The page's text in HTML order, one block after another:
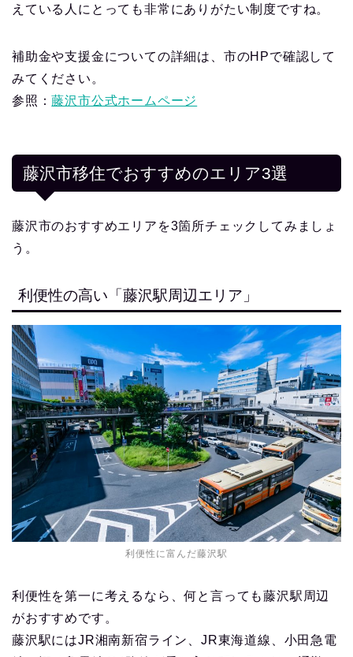
えている人にとっても非常にありがたい制度ですね。
補助金や支援金についての詳細は、市のHPで確認して
みてください。
参照：藤沢市公式ホームページ
藤沢市移住でおすすめのエリア3選
藤沢市のおすすめエリアを3箇所チェックしてみましょ
う。
利便性の高い「藤沢駅周辺エリア」
利便性に富んだ藤沢駅
利便性を第一に考えるなら、何と言っても藤沢駅周辺
がおすすめです。
藤沢駅にはJR湘南新宿ライン、JR東海道線、小田急電